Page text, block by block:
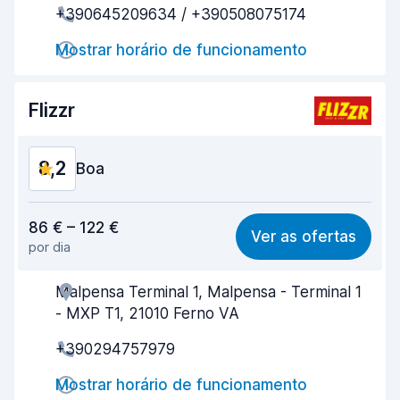
Rapidez da devolução
Limpeza do carro
8,6
+390645209634 / +390508075174
Mostrar horário de funcionamento
Flizzr
8,2 Boa
7,6
Facilidade em encontrar 8,2
Eficiência dos agentes 8,2
86 € – 122 €
por dia
Ver as ofertas
Malpensa Terminal 1, Malpensa - Terminal 1
- MXP T1, 21010 Ferno VA
+390294757979
Mostrar horário de funcionamento